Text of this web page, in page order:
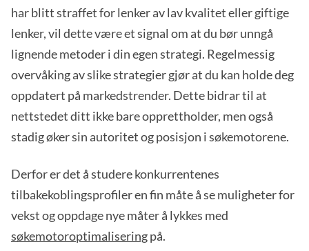
har blitt straffet for lenker av lav kvalitet eller giftige
lenker, vil dette være et signal om at du bør unngå
lignende metoder i din egen strategi. Regelmessig
overvåking av slike strategier gjør at du kan holde deg
oppdatert på markedstrender. Dette bidrar til at
nettstedet ditt ikke bare opprettholder, men også
stadig øker sin autoritet og posisjon i søkemotorene.
Derfor er det å studere konkurrentenes
tilbakekoblingsprofiler en fin måte å se muligheter for
vekst og oppdage nye måter å lykkes med
søkemotoroptimaliseringpå.